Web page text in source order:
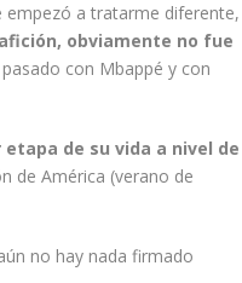
empezó a tratarme diferente,
obviamente no fue
con Mbappé y con
de su vida a nivel de
de América (verano de
no hay nada firmado